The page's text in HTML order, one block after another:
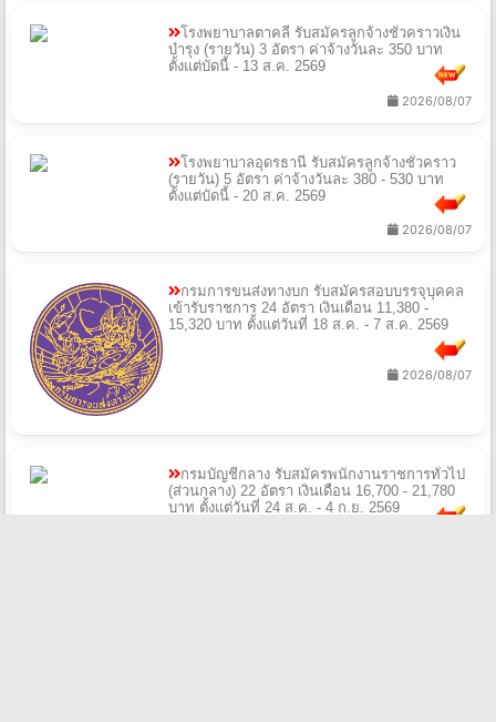
โรงพยาบาลตาคลี รับสมัครลูกจ้างชั่วคราวเงิน
บํารุง (รายวัน) 3 อัตรา ค่าจ้างวันละ 350 บาท
ตั้งแต่บัดนี้ - 13 ส.ค. 2569
2026/08/07
โรงพยาบาลอุดรธานี รับสมัครลูกจ้างชั่วคราว
(รายวัน) 5 อัตรา ค่าจ้างวันละ 380 - 530 บาท
ตั้งแต่บัดนี้ - 20 ส.ค. 2569
2026/08/07
กรมการขนส่งทางบก รับสมัครสอบบรรจุบุคคล
เข้ารับราชการ 24 อัตรา เงินเดือน 11,380 -
15,320 บาท ตั้งแต่วันที่ 18 ส.ค. - 7 ส.ค. 2569
2026/08/07
กรมบัญชีกลาง รับสมัครพนักงานราชการทั่วไป
(ส่วนกลาง) 22 อัตรา เงินเดือน 16,700 - 21,780
บาท ตั้งแต่วันที่ 24 ส.ค. - 4 ก.ย. 2569